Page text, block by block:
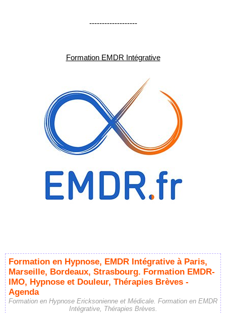
-------------------
Formation EMDR Intégrative
Formation en Hypnose, EMDR Intégrative à Paris,
Marseille, Bordeaux, Strasbourg. Formation EMDR-
IMO, Hypnose et Douleur, Thérapies Brèves -
Agenda
Formation en Hypnose Ericksonienne et Médicale. Formation en EMDR
Intégrative, Thérapies Brèves.